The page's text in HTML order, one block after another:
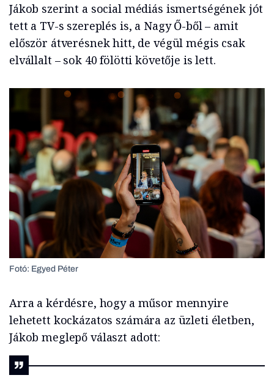
Jákob szerint a social médiás ismertségének jót
tett a TV-s szereplés is, a Nagy Ő-ből – amit
először átverésnek hitt, de végül mégis csak
elvállalt – sok 40 fölötti követője is lett.
Fotó: Egyed Péter
Arra a kérdésre, hogy a műsor mennyire
lehetett kockázatos számára az üzleti életben,
Jákob meglepő választ adott: